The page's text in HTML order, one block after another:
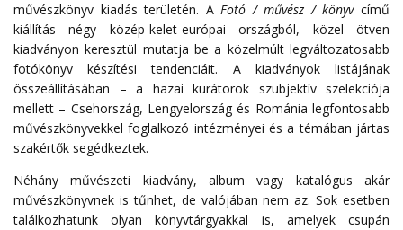
művészkönyv kiadás területén. AFotó / művész / könyvcímű
kiállítás négy közép-kelet-európai országból, közel ötven
kiadványon keresztül mutatja be a közelmúlt legváltozatosabb
fotókönyv készítési tendenciáit. A kiadványok listájának
összeállításában – a hazai kurátorok szubjektív szelekciója
mellett – Csehország, Lengyelország és Románia legfontosabb
művészkönyvekkel foglalkozó intézményei és a témában jártas
szakértők segédkeztek.
Néhány művészeti kiadvány, album vagy katalógus akár
művészkönyvnek is tűnhet, de valójában nem az. Sok esetben
találkozhatunk olyan könyvtárgyakkal is, amelyek csupán